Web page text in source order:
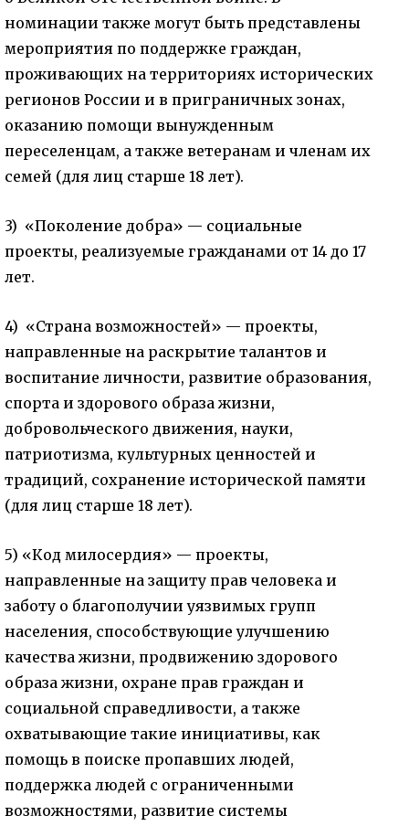
номинации также могут быть представлены
мероприятия по поддержке граждан,
проживающих на территориях исторических
регионов России и в приграничных зонах,
оказанию помощи вынужденным
переселенцам, а также ветеранам и членам их
семей (для лиц старше 18 лет).
3) «Поколение добра» — социальные
проекты, реализуемые гражданами от 14 до 17
лет.
4) «Страна возможностей» — проекты,
направленные на раскрытие талантов и
воспитание личности, развитие образования,
спорта и здорового образа жизни,
добровольческого движения, науки,
патриотизма, культурных ценностей и
традиций, сохранение исторической памяти
(для лиц старше 18 лет).
5) «Код милосердия» — проекты,
направленные на защиту прав человека и
заботу о благополучии уязвимых групп
населения, способствующие улучшению
качества жизни, продвижению здорового
образа жизни, охране прав граждан и
социальной справедливости, а также
охватывающие такие инициативы, как
помощь в поиске пропавших людей,
поддержка людей с ограниченными
возможностями, развитие системы